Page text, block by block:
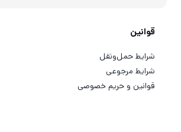
قوانین
شرایط حمل‌ونقل
شرایط مرجوعی
قوانین و حریم خصوصی